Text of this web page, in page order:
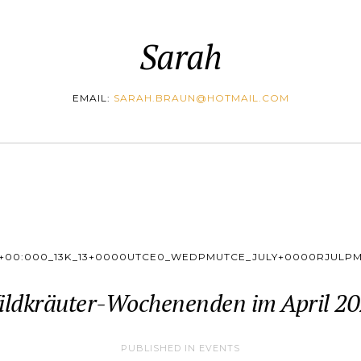
Sarah
EMAIL: SARAH.BRAUN@HOTMAIL.COM
Wochenenden im April
PUBLISHED IN EVENTS